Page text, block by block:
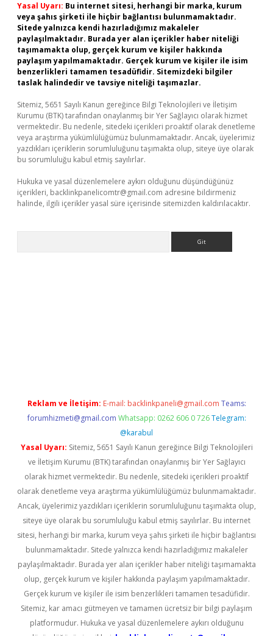
Yasal Uyarı: Bu internet sitesi, herhangi bir marka, kurum
veya şahıs şirketi ile hiçbir bağlantısı bulunmamaktadır.
Sitede yalnızca kendi hazırladığımız makaleler
paylaşılmaktadır. Burada yer alan içerikler haber niteliği
taşımamakta olup, gerçek kurum ve kişiler hakkında
paylaşım yapılmamaktadır. Gerçek kurum ve kişiler ile isim
benzerlikleri tamamen tesadüfidir. Sitemizdeki bilgiler
taslak halindedir ve tavsiye niteliği taşımazlar.
Sitemiz, 5651 Sayılı Kanun gereğince Bilgi Teknolojileri ve İletişim
Kurumu (BTK) tarafından onaylanmış bir Yer Sağlayıcı olarak hizmet
vermektedir. Bu nedenle, sitedeki içerikleri proaktif olarak denetleme
veya araştırma yükümlülüğümüz bulunmamaktadır. Ancak, üyelerimiz
yazdıkları içeriklerin sorumluluğunu taşımakta olup, siteye üye olarak
bu sorumluluğu kabul etmiş sayılırlar.
Hukuka ve yasal düzenlemelere aykırı olduğunu düşündüğünüz
içerikleri, backlinkpanelicomtr@gmail.com adresine bildirmeniz
halinde, ilgili içerikler yasal süre içerisinde sitemizden kaldırılacaktır.
Reklam ve İletişim: E-mail: backlinkpaneli@gmail.com Teams:
forumhizmeti@gmail.com Whatsapp: 0262 606 0 726 Telegram:
@karabul
Yasal Uyarı: Sitemiz, 5651 Sayılı Kanun gereğince Bilgi Teknolojileri
ve İletişim Kurumu (BTK) tarafından onaylanmış bir Yer Sağlayıcı
olarak hizmet vermektedir. Bu nedenle, sitedeki içerikleri proaktif
olarak denetleme veya araştırma yükümlülüğümüz bulunmamaktadır.
Ancak, üyelerimiz yazdıkları içeriklerin sorumluluğunu taşımakta olup,
siteye üye olarak bu sorumluluğu kabul etmiş sayılırlar. Bu internet
sitesi, herhangi bir marka, kurum veya şahıs şirketi ile hiçbir bağlantısı
bulunmamaktadır. Sitede yalnızca kendi hazırladığımız makaleler
paylaşılmaktadır. Burada yer alan içerikler haber niteliği taşımamakta
olup, gerçek kurum ve kişiler hakkında paylaşım yapılmamaktadır.
Gerçek kurum ve kişiler ile isim benzerlikleri tamamen tesadüfidir.
Sitemiz, kar amacı gütmeyen ve tamamen ücretsiz bir bilgi paylaşım
platformudur. Hukuka ve yasal düzenlemelere aykırı olduğunu